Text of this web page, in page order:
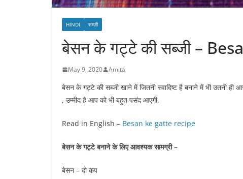
HINDI सब्ज़ी
बेसन के गट्टे की सब्जी –
May 9, 2020 Amita
बेसन के गट्टे की सब्जी खाने में जितनी स्वादिष्ट है बनाने में भी उतनी
, उम्मीद है आप को भी बहुत पसंद आएगी.
Read in English – Besan ke gatte recipe
बेसन के गट्टे बनाने के लिए आवश्यक सामग्री –
बेसन – दो कप